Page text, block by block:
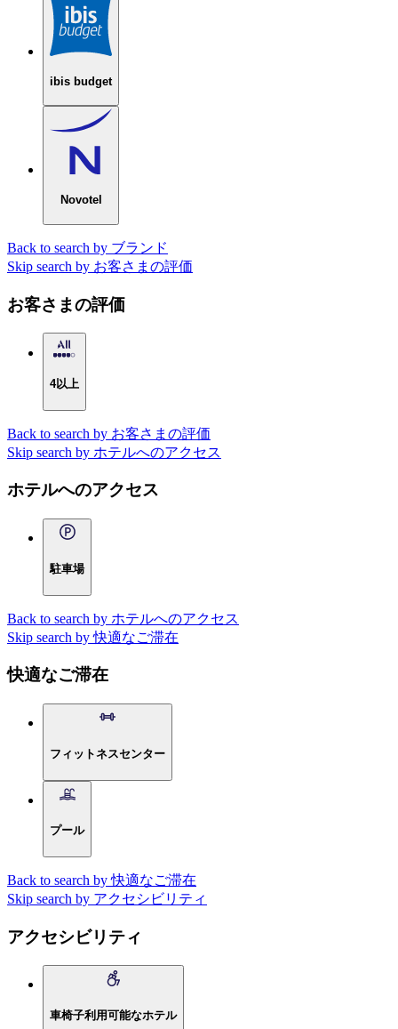
ibis budget
Novotel
Back to search by ブランド
Skip search by お客さまの評価
お客さまの評価
4以上
Back to search by お客さまの評価
Skip search by ホテルへのアクセス
ホテルへのアクセス
駐車場
Back to search by ホテルへのアクセス
Skip search by 快適なご滞在
快適なご滞在
フィットネスセンター
プール
Back to search by 快適なご滞在
Skip search by アクセシビリティ
アクセシビリティ
車椅子利用可能なホテル